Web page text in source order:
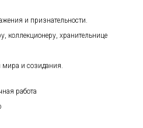
и признательности.
коллекционеру, хранительнице
и созидания.
работа